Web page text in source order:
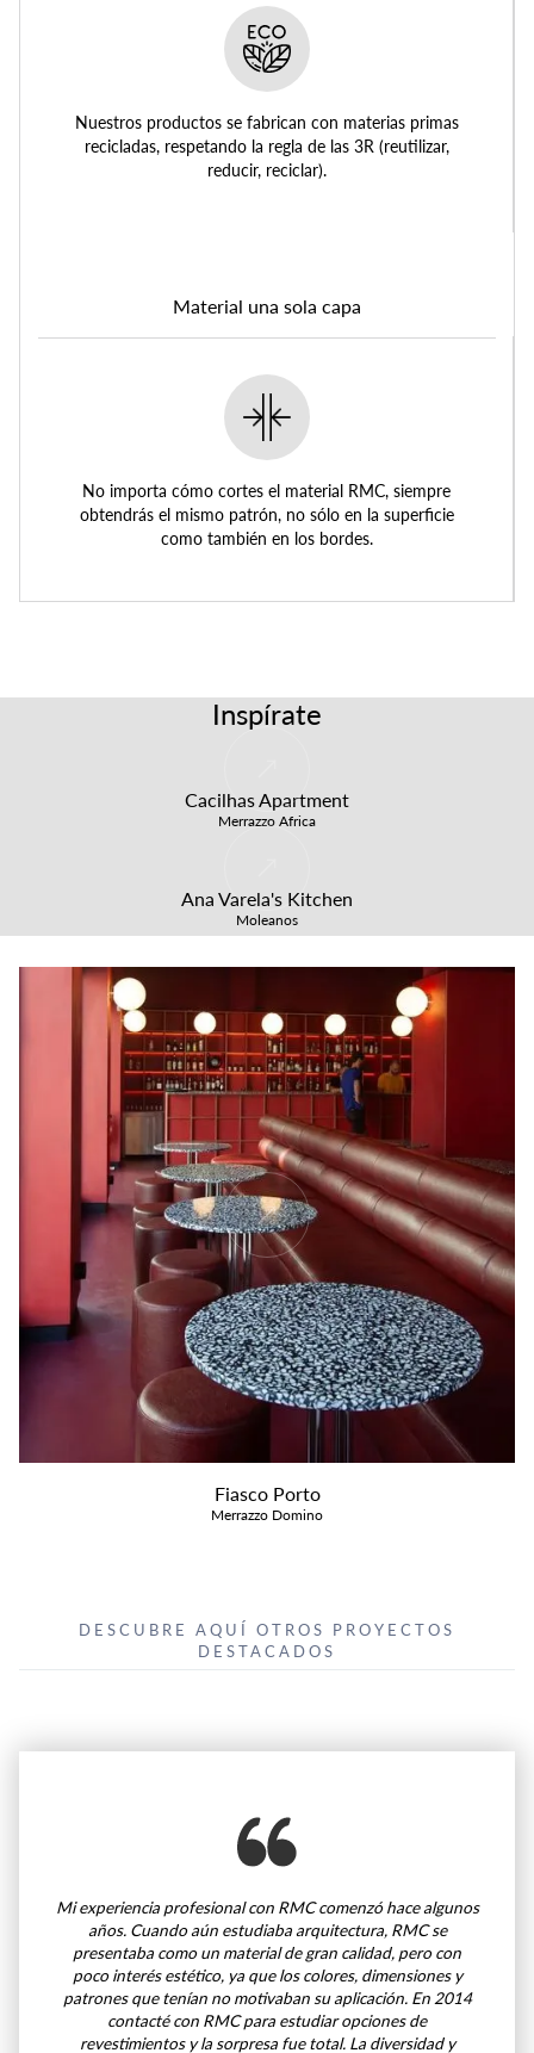
Nuestros productos se fabrican con materias primas
recicladas, respetando la regla de las 3R (reutilizar,
reducir, reciclar).
Material una sola capa
No importa cómo cortes el material RMC, siempre
obtendrás el mismo patrón, no sólo en la superficie
como también en los bordes.
Inspírate
Cacilhas Apartment
Merrazzo Africa
Ana Varela's Kitchen
Moleanos
Fiasco Porto
Merrazzo Domino
DESCUBRE AQUÍ OTROS PROYECTOS
DESTACADOS
Mi experiencia profesional con RMC comenzó hace algunos
años. Cuando aún estudiaba arquitectura, RMC se
presentaba como un material de gran calidad, pero con
poco interés estético, ya que los colores, dimensiones y
patrones que tenían no motivaban su aplicación. En 2014
contacté con RMC para estudiar opciones de
revestimientos y la sorpresa fue total. La diversidad y